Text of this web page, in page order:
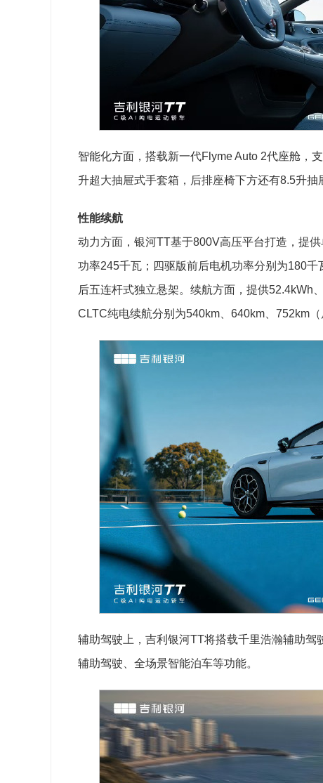
智能化方面，搭载新一代Flyme Auto 2代座舱，
升超大抽屉式手套箱，后排座椅下方还有8.5升
性能续航
动力方面，银河TT基于800V高压平台打造，提
功率245千瓦；四驱版前后电机功率分别为180千
后五连杆式独立悬架。续航方面，提供52.4kWh
CLTC纯电续航分别为540km、640km、752km（
辅助驾驶上，吉利银河TT将搭载千里浩瀚辅助
辅助驾驶、全场景智能泊车等功能。